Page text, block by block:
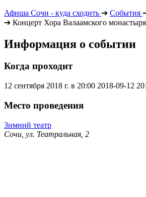
Афиша Сочи - куда сходить ➔ События
➔ Концерт Хора Валаамского
Информация о событии
Когда проходит
12 сентября 2018 г. в 20:00 2018-09-12
Место проведения
Зимний театр
Сочи, ул. Театральная, 2